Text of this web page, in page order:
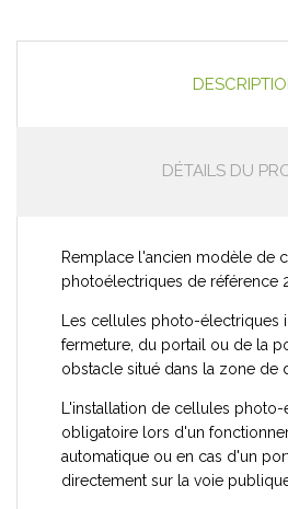
DÉTAILS DU
Remplace l'ancien modèle de
photoélectriques de référence
Les cellules photo-électriques
fermeture, du portail ou de la
obstacle situé dans la zone de
L'installation de cellules
obligatoire lors d'un
automatique ou en cas d'un
directement sur la voie